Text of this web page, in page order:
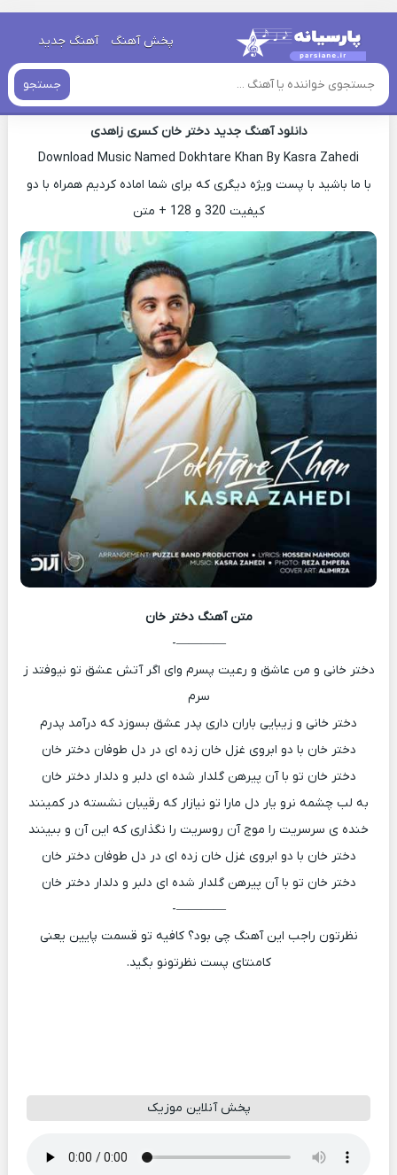
پخش آهنگ آهنگ جدید
جستجو
خانه » دانلود آهنگ جدید
اهنگ کسری زاهدی دختر خان جدید
دانلود آهنگ جدید دختر خان کسری زاهدی
Download Music Named Dokhtare Khan By Kasra Zahedi
با ما باشید با پست ویژه دیگری که برای شما اماده کردیم همراه با دو
کیفیت 320 و 128 + متن
متن آهنگ دختر خان
————-
دختر خانی و من عاشق و رعیت پسرم وای اگر آتش عشق تو نیوفتد ز
سرم
دختر خانی و زیبایی باران داری پدر عشق بسوزد که درآمد پدرم
دختر خان با دو ابروی غزل خان زده ای در دل طوفان دختر خان
دختر خان تو با آن پیرهن گلدار شده ای دلبر و دلدار دختر خان
به لب چشمه نرو یار دل مارا تو نیازار که رقیبان نشسته در کمینند
خنده ی سرسریت را موج آن روسریت را نگذاری که این آن و ببینند
دختر خان با دو ابروی غزل خان زده ای در دل طوفان دختر خان
دختر خان تو با آن پیرهن گلدار شده ای دلبر و دلدار دختر خان
————-
نظرتون راجب این آهنگ چی بود؟ کافیه تو قسمت پایین یعنی
کامنتای پست نظرتونو بگید.
پخش آنلاین موزیک